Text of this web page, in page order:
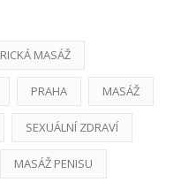
MASÁŽ
PRAHA MASÁŽ
SEXUÁLNÍ ZDRAVÍ
MASÁŽ PENISU